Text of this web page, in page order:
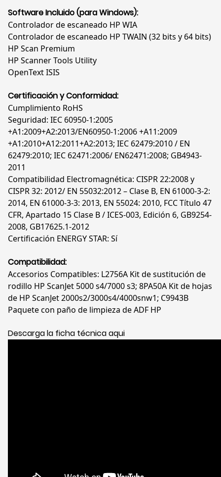
Software Incluido (para Windows):
Controlador de escaneado HP WIA
Controlador de escaneado HP TWAIN (32 bits y 64 bits)
HP Scan Premium
HP Scanner Tools Utility
OpenText ISIS
Certificación y Conformidad:
Cumplimiento RoHS
Seguridad: IEC 60950-1:2005
+A1:2009+A2:2013/EN60950-1:2006 +A11:2009
+A1:2010+A12:2011+A2:2013; IEC 62479:2010 / EN
62479:2010; IEC 62471:2006/ EN62471:2008; GB4943-
2011
Compatibilidad Electromagnética: CISPR 22:2008 y
CISPR 32: 2012/ EN 55032:2012 – Clase B, EN 61000-3-2:
2014, EN 61000-3-3: 2013, EN 55024: 2010, FCC Título 47
CFR, Apartado 15 Clase B / ICES-003, Edición 6, GB9254-
2008, GB17625.1-2012
Certificación ENERGY STAR: Sí
Compatibilidad:
Accesorios Compatibles: L2756A Kit de sustitución de
rodillo HP ScanJet 5000 s4/7000 s3; 8PA50A Kit de hojas
de HP ScanJet 2000s2/3000s4/4000snw1; C9943B
Paquete con paño de limpieza de ADF HP
Descarga la ficha técnica aqui